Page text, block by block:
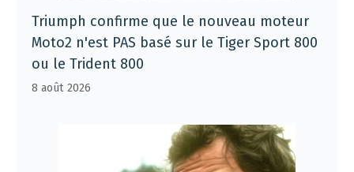
Triumph confirme que le nouveau moteur
Moto2 n'est PAS basé sur le Tiger Sport 800
ou le Trident 800
8 août 2026